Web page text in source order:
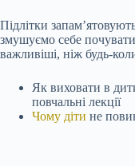
Підлітки
змушуємо себе
важливіші, ніж будь-
Як виховати в
повчальні лекції
Чому діти не